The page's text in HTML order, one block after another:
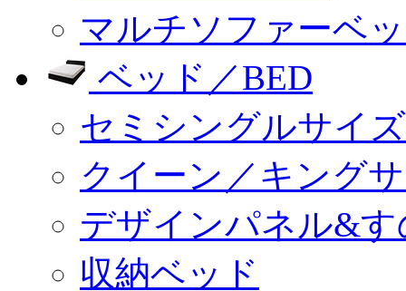
マルチソファーベ
ベッド／BED
セミシングルサイ
クイーン／キング
デザインパネル&
収納ベッド